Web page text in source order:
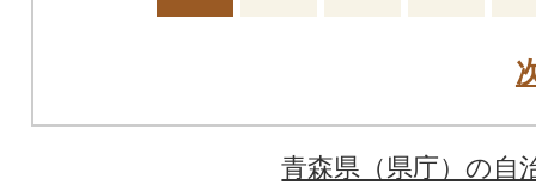
青森県（県庁）の自